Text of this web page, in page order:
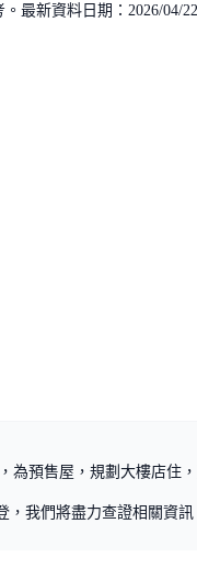
最新資料日期：2026/04/22
為預售屋，規劃大樓店住
我們將盡力查證相關資